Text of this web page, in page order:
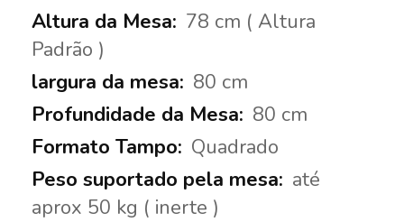
78 cm ( Altura
Padrão )
80 cm
80 cm
Quadrado
até
aprox 50 kg ( inerte )